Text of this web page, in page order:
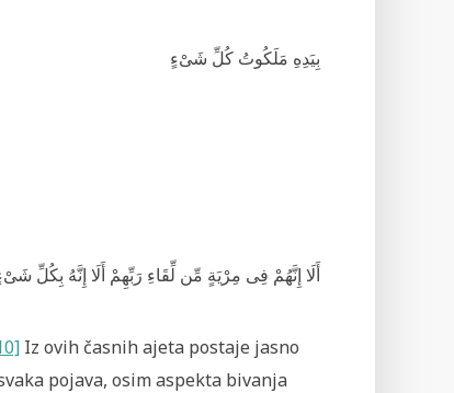
بِيَدِهِ مَلَكُوتُ كُلِّ شَىْءٍ
أَلَا إِنَّهُمْ فِى مِرْ‌يَةٍ مِّن لِّقَاءِ رَ‌بِّهِمْ أَلَا إِنَّهُ بِكُلِّ
Iz ovih časnih ajeta postaje jasno
pojava, osim aspekta bivanja